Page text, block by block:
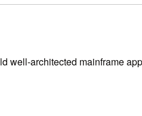
well-architected mainframe